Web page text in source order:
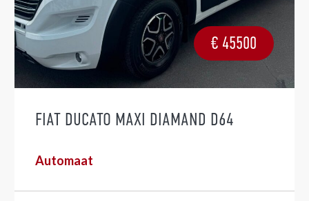
€ 45500
FIAT DUCATO MAXI DIAMAND D64
Automaat